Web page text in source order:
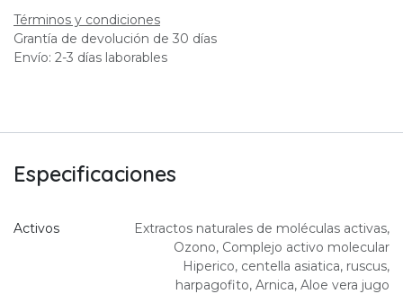
Términos y condiciones
Grantía de devolución de 30 días
Envío: 2-3 días laborables
Especificaciones
Activos Extractos naturales de moléculas activas,
Ozono, Complejo activo molecular
Hiperico, centella asiatica, ruscus,
harpagofito, Arnica, Aloe vera jugo